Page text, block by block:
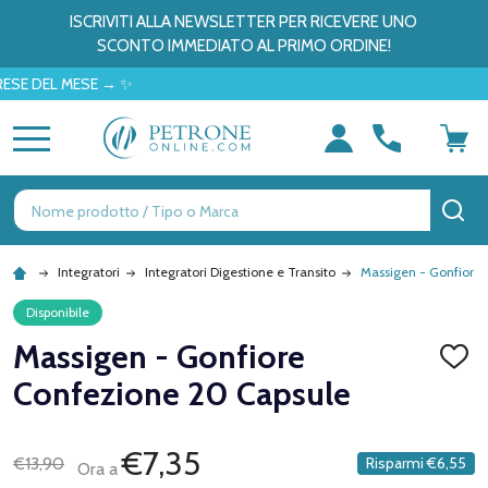
ISCRIVITI ALLA NEWSLETTER PER RICEVERE UNO
SCONTO IMMEDIATO AL PRIMO ORDINE!
MESE → ✨
Ricerca
Integratori Integratori Digestione e Transito Massigen - Gonfiore
Disponibile
Massigen - Gonfiore
Confezione 20 Capsule
€13,90
Ora a€7,35 Risparmi €6,55